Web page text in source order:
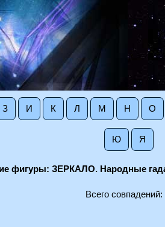
З И К Л М Н О
Ю Я
фигуры: ЗЕРКАЛО. Народные
Всего совпадений: